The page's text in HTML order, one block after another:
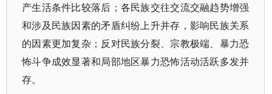
产生活条件比较落后；各民族交往交流交融趋势增强
和涉及民族因素的矛盾纠纷上升并存，影响民族关系
的因素更加复杂；反对民族分裂、宗教极端、暴力恐
怖斗争成效显著和局部地区暴力恐怖活动活跃多发并
存。